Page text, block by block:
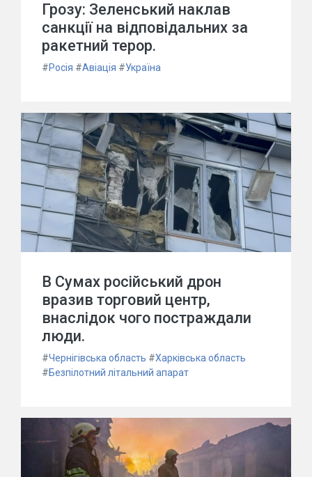
Грозу: Зеленський наклав
санкції на відповідальних за
ракетний терор.
#Росія #Авіація #Україна
В Сумах російський дрон
вразив торговий центр,
внаслідок чого постраждали
люди.
#Чернігівська область #Харківська область
#Безпілотний літальний апарат